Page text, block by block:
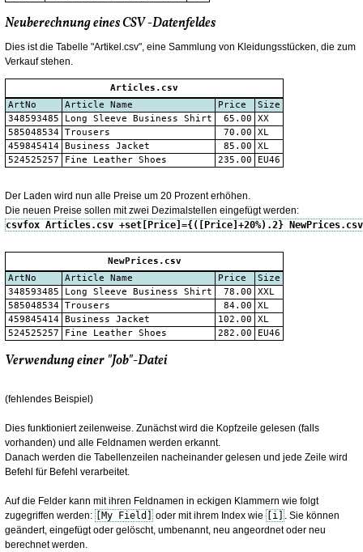
Neuberechnung eines CSV -Datenfeldes
Dies ist die Tabelle "Artikel.csv", eine Sammlung von Kleidungsstücken, die zum
Verkauf stehen.
Articles.csv
ArtNo
Article Name Price
Size
348593485
Long Sleeve Business Shirt 65.00
XX
585048534 Trousers 70.00
XL
459845414 Business Jacket 85.00
XL
524525257
Fine Leather Shoes 235.00 EU46
Der Laden wird nun alle Preise um 20 Prozent erhöhen.
Die neuen Preise sollen mit zwei Dezimalstellen eingefügt werden:
csvfox Articles.csv +set[Price]={([Price]+20%).2} NewPrices.csv
NewPrices.csv
ArtNo
Article Name Price
Size
348593485
Long Sleeve Business Shirt 78.00
XXL
585048534 Trousers 84.00
XL
459845414 Business Jacket 102.00
XL
524525257
Fine Leather Shoes 282.00 EU46
Verwendung einer "Job"-Datei
(fehlendes Beispiel)
Dies funktioniert zeilenweise. Zunächst wird die Kopfzeile gelesen (falls
vorhanden) und alle Feldnamen werden erkannt.
Danach werden die Tabellenzeilen nacheinander gelesen und jede Zeile wird
Befehl für Befehl verarbeitet.
Auf die Felder kann mit ihren Feldnamen in eckigen Klammern wie folgt
zugegriffen werden: [My Field] oder mit ihrem Index wie [i]
. Sie können
geändert, eingefügt oder gelöscht, umbenannt, neu angeordnet oder neu
berechnet werden.